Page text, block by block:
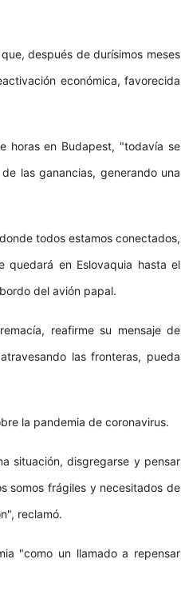
después de durísimos meses
económica, favorecida
horas en Budapest, "todavía se
las ganancias, generando una
todos estamos conectados,
quedará en Eslovaquia hasta el
del avión papal.
reafirme su mensaje de
las fronteras, pueda
la pandemia de coronavirus.
situación, disgregarse y pensar
somos frágiles y necesitados de
reclamó.
"como un llamado a repensar